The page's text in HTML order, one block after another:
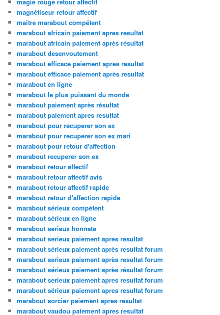
magnétiseur retour affectif
maitre marabout compétent
marabout africain paiement apres resultat
marabout africain paiement après résultat
marabout desenvoutement
marabout efficace paiement apres resultat
marabout efficace paiement après resultat
marabout en ligne
marabout le plus puissant du monde
marabout paiement après résultat
marabout paiement apres resultat
marabout pour recuperer son ex
marabout pour recuperer son ex mari
marabout pour retour d'affection
marabout recuperer son ex
marabout retour affectif
marabout retour affectif avis
marabout retour affectif rapide
marabout retour d'affection rapide
marabout sérieux compétent
marabout sérieux en ligne
marabout serieux honnete
marabout serieux paiement apres resultat
marabout sérieux paiement après resultat forum
marabout serieux paiement après resultat forum
marabout sérieux paiement après résultat forum
marabout serieux paiement apres resultat forum
marabout sérieux paiement apres resultat forum
marabout sorcier paiement apres resultat
marabout vaudou paiement apres resultat